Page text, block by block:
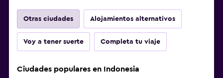
Otras ciudades Alojamientos alternativos
Voy a tener suerte Completa tu viaje
Ciudades populares en Indonesia